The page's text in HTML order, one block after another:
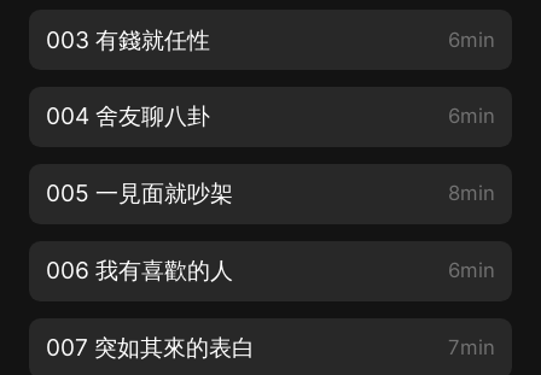
003 有錢就任性 6min
004 舍友聊八卦 6min
005 一見面就吵架 8min
006 我有喜歡的人 6min
007 突如其來的表白 7min